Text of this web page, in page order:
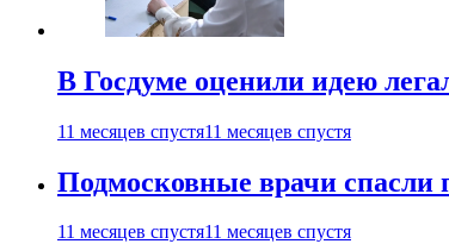
В Госдуме оценили идею
11 месяцев спустя11 месяцев спустя
Подмосковные врачи
11 месяцев спустя11 месяцев спустя